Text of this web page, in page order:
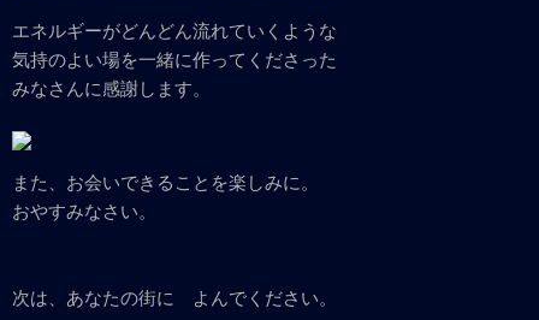
エネルギーがどんどん流れていくような
気持のよい場を一緒に作ってくださった
みなさんに感謝します。
また、お会いできることを楽しみに。
おやすみなさい。
次は、あなたの街に よんでください。